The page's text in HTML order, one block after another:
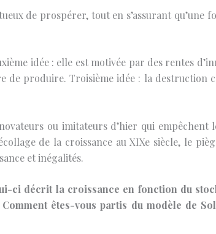
de prospérer, tout en s’assurant qu’une
idée : elle est motivée par des rentes
de produire. Troisième idée : la destruction
ou imitateurs d’hier qui empêchent
de la croissance au XIXe siècle, le
et inégalités.
ci décrit la croissance en fonction du
êtes-vous partis du modèle de